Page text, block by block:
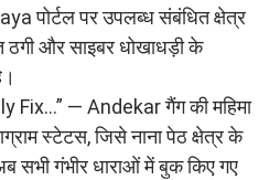
पोर्टल पर उपलब्ध संबंधित क्षेत्र
ठगी और साइबर धोखाधड़ी के
Fix…” — Andekar गैंग की महिमा
स्टेटस, जिसे नाना पेठ क्षेत्र के
सभी गंभीर धाराओं में बुक किए गए